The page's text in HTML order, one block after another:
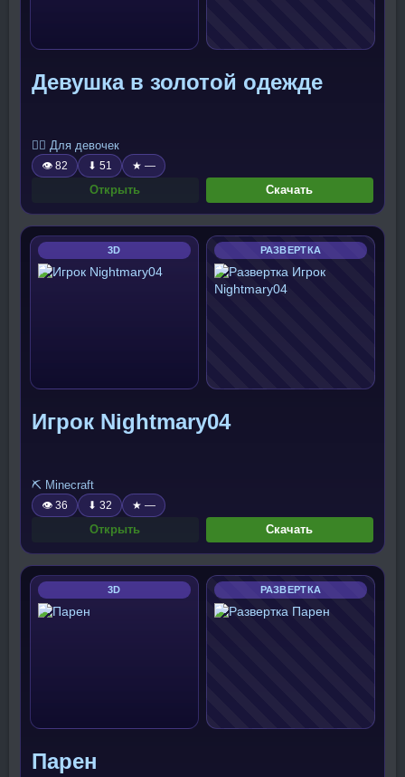
Девушка в золотой одежде
🧍‍♀️ Для девочек
👁 82 ⬇ 51 ★ —
Открыть Скачать
3D РАЗВЕРТКА
Игрок Nightmary04
⛏️ Minecraft
👁 36 ⬇ 32 ★ —
Открыть Скачать
3D РАЗВЕРТКА
Парен